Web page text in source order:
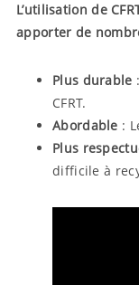
L’utilisation de
apporter de
Plus durable
CFRT.
Abordable :
Plus
difficile à